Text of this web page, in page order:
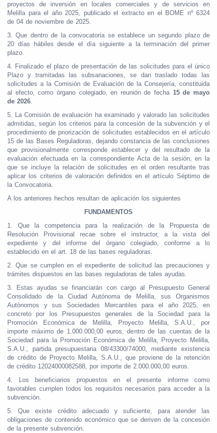
proyectos de inversión en locales comerciales y de servicios en
Melilla para el año 2025, publicado el extracto en el BOME nº 6324
de 04 de noviembre de 2025.
3. Que dentro de la convocatoria se establece un segundo plazo de
20 días hábiles desde el día siguiente a la terminación del primer
plazo.
4. Finalizado el plazo de presentación de las solicitudes para el único
Plazo y tramitadas las subsanaciones, se dan traslado todas las
solicitudes a la Comisión de Evaluación de la Consejería, constituida
al efecto, como órgano colegiado, en reunión de fecha 15 de mayo
de 2026.
5. La Comisión de evaluación ha examinado y valorado las solicitudes
admitidas, según los criterios para la concesión de la subvención y el
procedimiento de priorización de solicitudes establecidos en el artículo
15 de las Bases Reguladoras, dejando constancia de las conclusiones
que provisionalmente corresponde establecer y del resultado de la
evaluación efectuada en la correspondiente Acta de la sesión, en la
que se incluye la relación de solicitudes en el orden resultante tras
aplicar los criterios de valoración definidos en el artículo Séptimo de
la Convocatoria.
A los anteriores hechos resultan de aplicación los siguientes
FUNDAMENTOS
1. Que la competencia para la realización de la Propuesta de
Resolución Provisional recae sobre el instructor, a la vista del
expediente y del informe del órgano colegiado, conforme a lo
establecido en el art. 18 de las bases reguladoras.
2. Que se cumplen en el expediente de solicitud las precauciones y
trámites dispuestos en las bases reguladoras de tales ayudas.
3. Estas ayudas se financiarán con cargo al Presupuesto General
Consolidado de la Ciudad Autónoma de Melilla, sus Organismos
Autónomos y sus Sociedades Mercantiles para el año 2025, en
concreto por los Presupuestos generales de la Sociedad para la
Promoción Económica de Melilla, Proyecto Melilla, S.A.U., por
importe máximo de 1.000.000,00 euros, dentro de las cuentas de la
Sociedad para la Promoción Económica de Melilla, Proyecto Melilla,
S.A.U., partida presupuestaria 08/43300/74000, mediante existencia
de crédito de Proyecto Melilla, S.A.U., que proviene de la retención
de crédito 12024000082588, por importe de 2.000.000,00 euros.
4. Los beneficiarios propuestos en el presente informe como
favorables cumplen todos los requisitos necesarios para acceder a la
subvención.
5. Que existe crédito adecuado y suficiente, para atender las
obligaciones de contenido económico que se deriven de la concesión
de la presente subvención.